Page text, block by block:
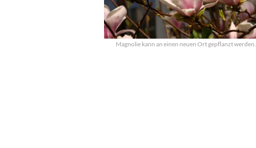
Magnolie kann an einen neuen Ort gepflanzt werden.